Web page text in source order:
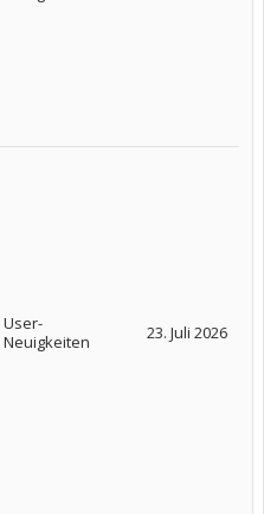
User-
Neuigkeiten
23. Juli 2026